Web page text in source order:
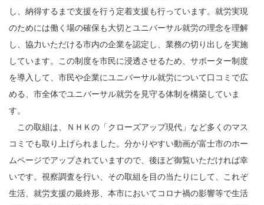
し、納得するまで支援を行う定着支援も行っています。就労実現
のためには働く場の確保も大切とユニバーサル就労の理念を理解
し、協力いただける市内の企業を認定し、業務の切り出しを実施
しています。この制度を市民に浸透させるため、サポーター制度
を導入して、市民や企業にユニバーサル就労について口コミで広
める、市全体でユニバーサル就労を見守る体制を構築していま
す。
この取組は、ＮＨＫの「クローズアップ現代」など多くのマス
コミでも取り上げられました。分かりやすい動画が富士市のホー
ムページでアップされていますので、後ほど御覧いただければ幸
いです。視察調査を行い、その取組を目の当たりにして、これぞ
生活、就労支援の最終形、本市においてコロナ禍の影響等で生活